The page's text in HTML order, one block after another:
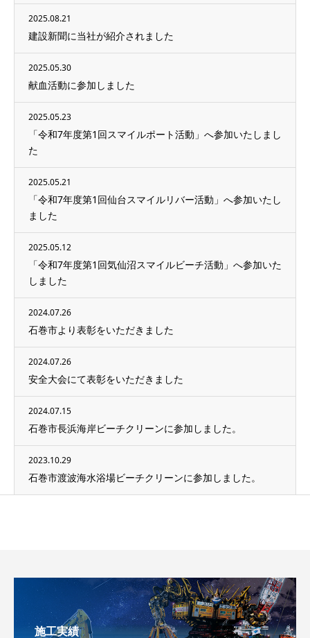
2025.08.21
建設新聞に当社が紹介されました
2025.05.30
献血活動に参加しました
2025.05.23
「令和7年度第1回スマイルポート活動」へ参加いたしまし
た
2025.05.21
「令和7年度第1回仙台スマイルリバー活動」へ参加いたし
ました
2025.05.12
「令和7年度第1回気仙沼スマイルビーチ活動」へ参加いた
しました
2024.07.26
石巻市より表彰をいただきました
2024.07.26
安全大会にて表彰をいただきました
2024.07.15
石巻市長浜海岸ビーチクリーンに参加しました。
2023.10.29
石巻市渡波海水浴場ビーチクリーンに参加しました。
施工実績